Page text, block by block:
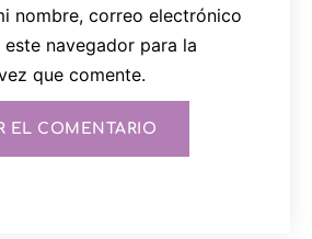
nombre, correo electrónico
navegador para la
que comente.